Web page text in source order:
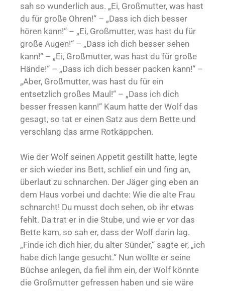
sah so wunderlich aus. „Ei, Großmutter, was hast
du für große Ohren!“ – „Dass ich dich besser
hören kann!“ – „Ei, Großmutter, was hast du für
große Augen!“ – „Dass ich dich besser sehen
kann!“ – „Ei, Großmutter, was hast du für große
Hände!“ – „Dass ich dich besser packen kann!“ –
„Aber, Großmutter, was hast du für ein
entsetzlich großes Maul!“ – „Dass ich dich
besser fressen kann!“ Kaum hatte der Wolf das
gesagt, so tat er einen Satz aus dem Bette und
verschlang das arme Rotkäppchen.
Wie der Wolf seinen Appetit gestillt hatte, legte
er sich wieder ins Bett, schlief ein und fing an,
überlaut zu schnarchen. Der Jäger ging eben an
dem Haus vorbei und dachte: Wie die alte Frau
schnarcht! Du musst doch sehen, ob ihr etwas
fehlt. Da trat er in die Stube, und wie er vor das
Bette kam, so sah er, dass der Wolf darin lag.
„Finde ich dich hier, du alter Sünder,“ sagte er, „ich
habe dich lange gesucht.“ Nun wollte er seine
Büchse anlegen, da fiel ihm ein, der Wolf könnte
die Großmutter gefressen haben und sie wäre